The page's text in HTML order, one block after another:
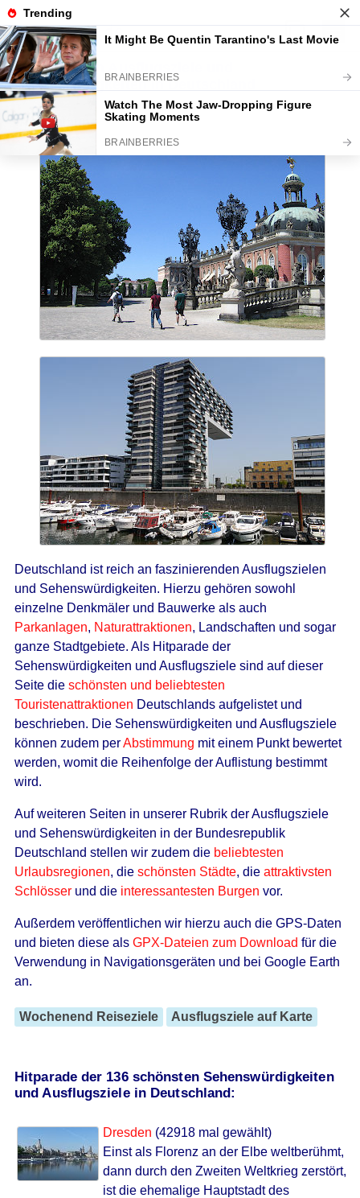
Die schönsten Ausflugsziele und
Sehenswürdigkeiten in Deutschland
Abstimmung
Deutschland ist reich an faszinierenden Ausflugszielen
und Sehenswürdigkeiten. Hierzu gehören sowohl
einzelne Denkmäler und Bauwerke als auch
Parkanlagen, Naturattraktionen, Landschaften und sogar
ganze Stadtgebiete. Als Hitparade der
Sehenswürdigkeiten und Ausflugsziele sind auf dieser
Seite die schönsten und beliebtesten
Touristenattraktionen Deutschlands aufgelistet und
beschrieben. Die Sehenswürdigkeiten und Ausflugsziele
können zudem perAbstimmung mit einem Punkt bewertet
werden, womit die Reihenfolge der Auflistung bestimmt
wird.
Auf weiteren Seiten in unserer Rubrik der Ausflugsziele
und Sehenswürdigkeiten in der Bundesrepublik
Deutschland stellen wir zudem die beliebtesten
Urlaubsregionen, die schönsten Städte, die attraktivsten
Schlösser und die interessantesten Burgen vor.
Außerdem veröffentlichen wir hierzu auch die GPS-Daten
und bieten diese als GPX-Dateien zum Download für die
Verwendung in Navigationsgeräten und bei Google Earth
an.
Wochenend Reiseziele Ausflugsziele auf Karte
Hitparade der 136 schönsten Sehenswürdigkeiten
und Ausflugsziele in Deutschland:
Dresden (42918 mal gewählt)
Einst als Florenz an der Elbe weltberühmt,
dann durch den Zweiten Weltkrieg zerstört,
ist die ehemalige Hauptstadt des